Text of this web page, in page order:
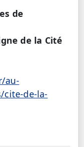
de
de la Cité
au-
cite-de-la-